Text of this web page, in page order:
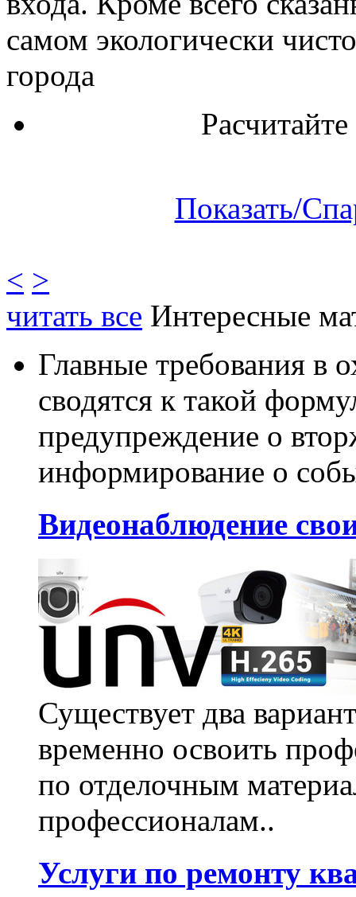
самом экологически
города
Показать/
< >
читать все Интересные
Главные требования в
сводятся к такой
предупреждение о
информирование о
Видеонаблюдение
Существует два
временно освоить
по отделочным
профессионалам..
Услуги по ремонту